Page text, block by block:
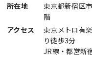
所在地
東京都新宿区
階
アクセス
東京メトロ有
り徒歩3分
JR線・都営新